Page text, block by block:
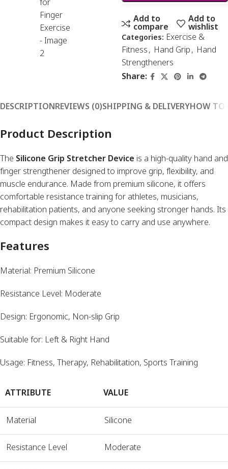
Add to
compare
Add to
wishlist
Categories: Exercise &
Fitness, Hand Grip, Hand
Strengtheners
Share:
DESCRIPTIONREVIEWS (0)SHIPPING & DELIVERYHOW TO
Product Description
The Silicone Grip Stretcher Device is a high-quality hand and
finger strengthener designed to improve grip, flexibility, and
muscle endurance. Made from premium silicone, it offers
comfortable resistance training for athletes, musicians,
rehabilitation patients, and anyone seeking stronger hands. Its
compact design makes it easy to carry and use anywhere.
Features
Material: Premium Silicone
Resistance Level: Moderate
Design: Ergonomic, Non-slip Grip
Suitable for: Left & Right Hand
Usage: Fitness, Therapy, Rehabilitation, Sports Training
ATTRIBUTE VALUE
Material Silicone
Resistance Level Moderate